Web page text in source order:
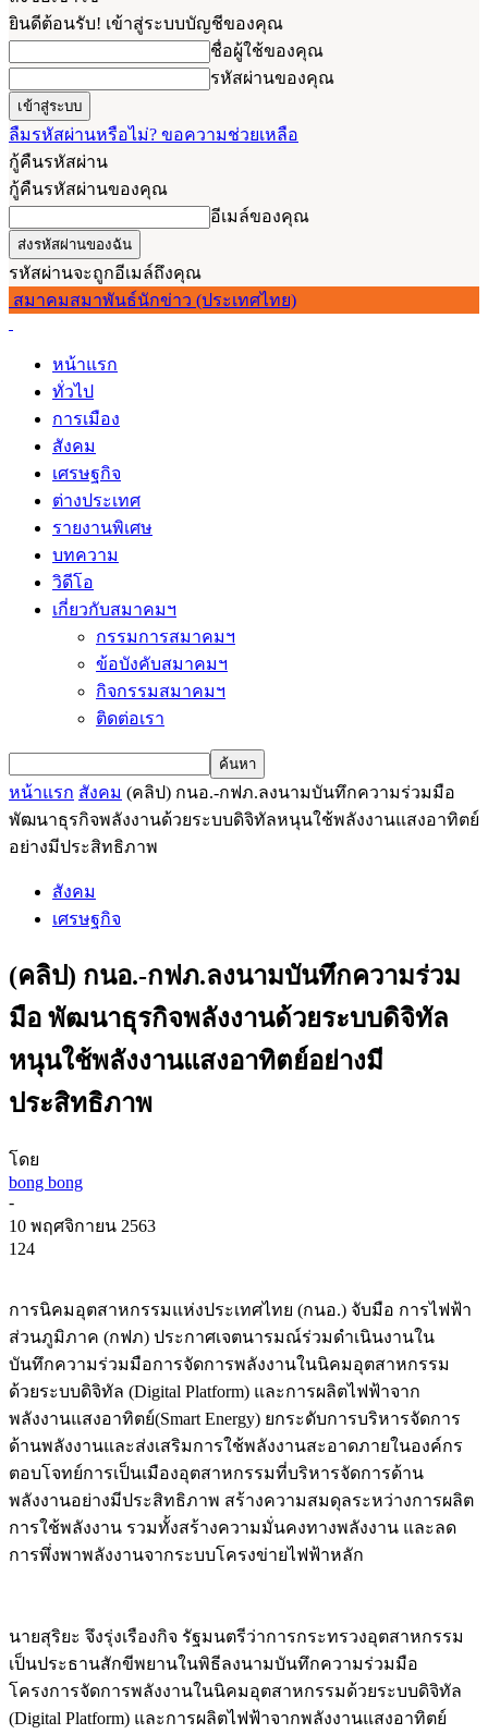
ยินดีต้อนรับ! เข้าสู่ระบบบัญชีของคุณ
ชื่อผู้ใช้ของคุณ
รหัสผ่านของคุณ
ลืมรหัสผ่านหรือไม่? ขอความช่วยเหลือ
กู้คืนรหัสผ่าน
กู้คืนรหัสผ่านของคุณ
อีเมล์ของคุณ
รหัสผ่านจะถูกอีเมล์ถึงคุณ
สมาคมสมาพันธ์นักข่าว (ประเทศไทย)
หน้าแรก
ทั่วไป
การเมือง
สังคม
เศรษฐกิจ
ต่างประเทศ
รายงานพิเศษ
บทความ
วิดีโอ
เกี่ยวกับสมาคมฯ
กรรมการสมาคมฯ
ข้อบังคับสมาคมฯ
กิจกรรมสมาคมฯ
ติดต่อเรา
หน้าแรก สังคม (คลิป) กนอ.-กฟภ.ลงนามบันทึกความร่วมมือ
พัฒนาธุรกิจพลังงานด้วยระบบดิจิทัลหนุนใช้พลังงานแสงอาทิตย์
อย่างมีประสิทธิภาพ
สังคม
เศรษฐกิจ
(คลิป) กนอ.-กฟภ.ลงนามบันทึกความร่วม
มือ พัฒนาธุรกิจพลังงานด้วยระบบดิจิทัล
หนุนใช้พลังงานแสงอาทิตย์อย่างมี
ประสิทธิภาพ
โดย
bong bong
-
10 พฤศจิกายน 2563
124
การนิคมอุตสาหกรรมแห่งประเทศไทย (กนอ.) จับมือ การไฟฟ้า
ส่วนภูมิภาค (กฟภ) ประกาศเจตนารมณ์ร่วมดำเนินงานใน
บันทึกความร่วมมือการจัดการพลังงานในนิคมอุตสาหกรรม
ด้วยระบบดิจิทัล (Digital Platform) และการผลิตไฟฟ้าจาก
พลังงานแสงอาทิตย์(Smart Energy) ยกระดับการบริหารจัดการ
ด้านพลังงานและส่งเสริมการใช้พลังงานสะอาดภายในองค์กร
ตอบโจทย์การเป็นเมืองอุตสาหกรรมที่บริหารจัดการด้าน
พลังงานอย่างมีประสิทธิภาพ สร้างความสมดุลระหว่างการผลิต
การใช้พลังงาน รวมทั้งสร้างความมั่นคงทางพลังงาน และลด
การพึ่งพาพลังงานจากระบบโครงข่ายไฟฟ้าหลัก
นายสุริยะ จึงรุ่งเรืองกิจ รัฐมนตรีว่าการกระทรวงอุตสาหกรรม
เป็นประธานสักขีพยานในพิธีลงนามบันทึกความร่วมมือ
โครงการจัดการพลังงานในนิคมอุตสาหกรรมด้วยระบบดิจิทัล
(Digital Platform) และการผลิตไฟฟ้าจากพลังงานแสงอาทิตย์